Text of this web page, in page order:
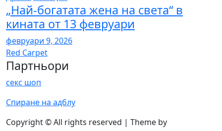
„Най-богатата жена на света“ в
кината от 13 февруари
февруари 9, 2026
Red Carpet
Партньори
секс шоп
Спиране на адблу
Copyright © All rights reserved | Theme by